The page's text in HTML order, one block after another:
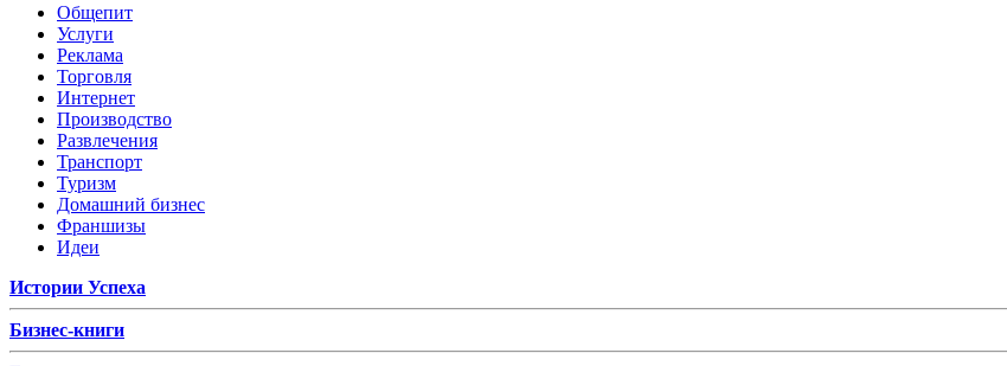
Общепит
Услуги
Реклама
Торговля
Интернет
Производство
Развлечения
Транспорт
Туризм
Домашний бизнес
Франшизы
Идеи
Истории Успеха
Бизнес-книги